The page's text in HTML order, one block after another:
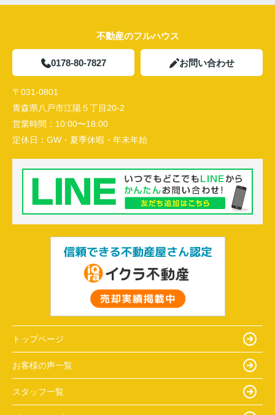
不動産のフルハウス
0178-80-7827 お問い合わせ
〒031-0801
青森県八戸市江陽５丁目20-2
営業時間： 10:00〜18:00
定休日： GW・夏季休暇・年末年始
トップページ
お客様の声一覧
スタッフ一覧